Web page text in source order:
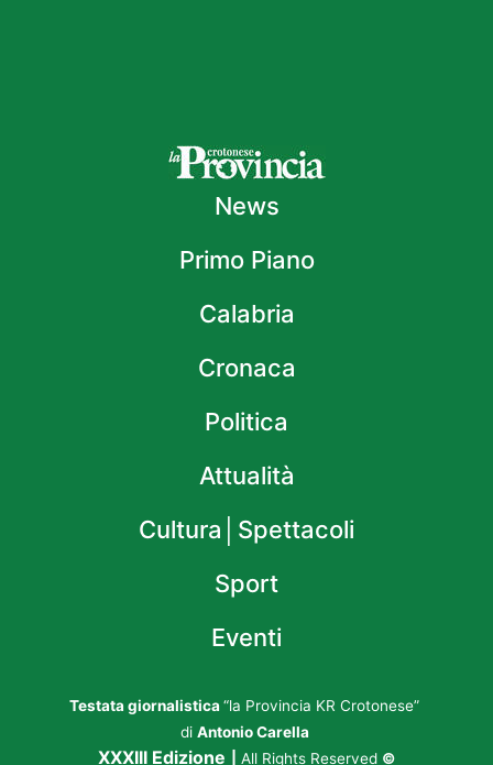
News
Primo Piano
Calabria
Cronaca
Politica
Attualità
Cultura│Spettacoli
Sport
Eventi
Testata giornalistica “la Provincia KR Crotonese”
di Antonio Carella
XXXIII Edizione All Rights Reserved ©